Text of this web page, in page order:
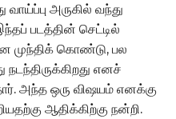
அருகில் வந்து
படத்தின் செட்டில்
முந்திக் கொண்டு, பல
எனச்
அந்த ஒரு விஷயம் எனக்கு
ஆதிக்கிற்கு நன்றி.